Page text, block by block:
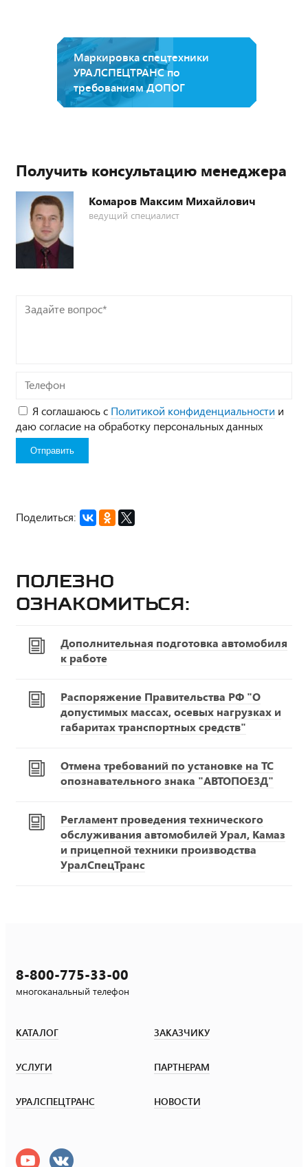
Маркировка спецтехники
УРАЛСПЕЦТРАНС по
требованиям ДОПОГ
Получить консультацию менеджера
Комаров Максим Михайлович
ведущий специалист
Задайте
Телефон
Я соглашаюсь с Политикой конфиденциальности и
даю согласие на обработку персональных данных
Поделиться:
Полезно
ознакомиться:
Дополнительная подготовка автомобиля
к работе
Распоряжение Правительства РФ "О
допустимых массах, осевых нагрузках и
габаритах транспортных средств"
Отмена требований по установке на ТС
опознавательного знака "АВТОПОЕЗД"
Регламент проведения технического
обслуживания автомобилей Урал, Камаз
и прицепной техники производства
УралСпецТранс
8-800-775-33-00
многоканальный телефон
КАТАЛОГ ЗАКАЗЧИКУ
УСЛУГИ ПАРТНЕРАМ
УРАЛСПЕЦТРАНС НОВОСТИ